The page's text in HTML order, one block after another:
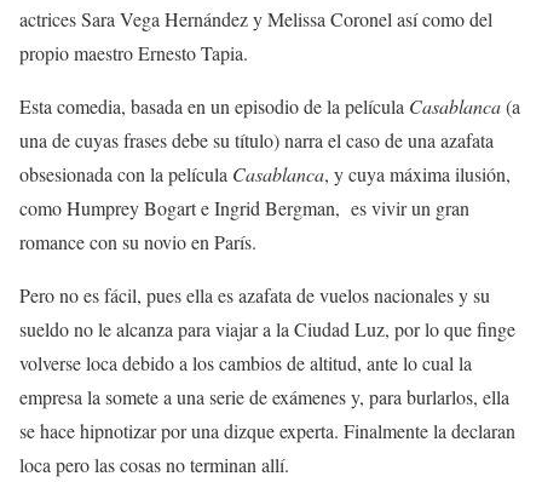
actrices Sara Vega Hernández y Melissa Coronel así como del
propio maestro Ernesto Tapia.
Esta comedia, basada en un episodio de la película Casablanca(a
una de cuyas frases debe su título) narra el caso de una azafata
obsesionada con la película Casablanca, y cuya máxima ilusión,
como Humprey Bogart e Ingrid Bergman, es vivir un gran
romance con su novio en París.
Pero no es fácil, pues ella es azafata de vuelos nacionales y su
sueldo no le alcanza para viajar a la Ciudad Luz, por lo que finge
volverse loca debido a los cambios de altitud, ante lo cual la
empresa la somete a una serie de exámenes y, para burlarlos, ella
se hace hipnotizar por una dizque experta. Finalmente la declaran
loca pero las cosas no terminan allí.